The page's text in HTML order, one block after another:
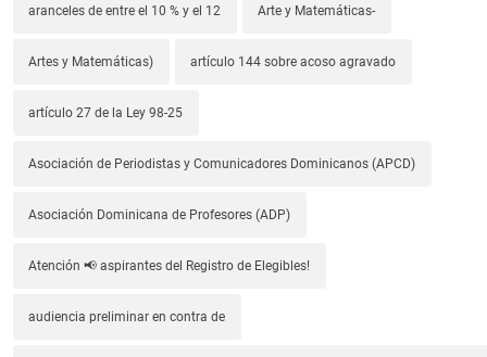
aranceles de entre el 10 % y el 12 Arte y Matemáticas-
Artes y Matemáticas) artículo 144 sobre acoso agravado
artículo 27 de la Ley 98-25
Asociación de Periodistas y Comunicadores Dominicanos (APCD)
Asociación Dominicana de Profesores (ADP)
Atención 📢 aspirantes del Registro de Elegibles!
audiencia preliminar en contra de